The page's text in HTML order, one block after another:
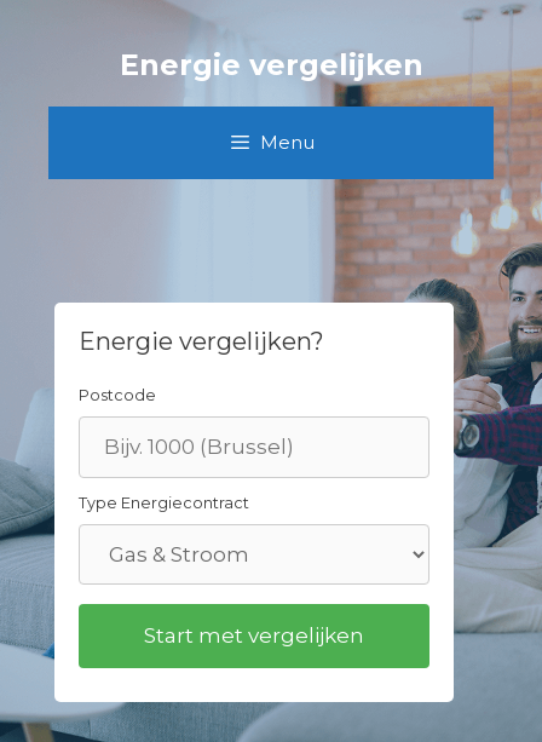
Energie vergelijken
Menu
Energie vergelijken?
Postcode
Type Energiecontract